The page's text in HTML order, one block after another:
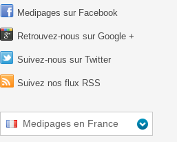
Medipages sur Facebook
Retrouvez-nous sur Google +
Suivez-nous sur Twitter
Suivez nos flux RSS
Medipages en France